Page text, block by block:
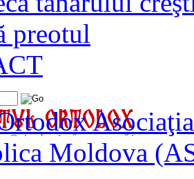
preotul
Moldova